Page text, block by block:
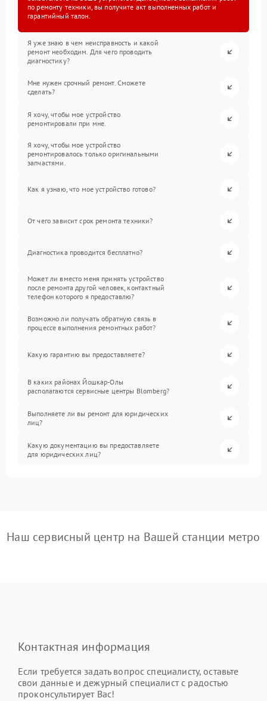
по ремонту техники, вы получите акт выполненных работ и
гарантийный талон.
Я уже знаю в чем неисправность и какой
ремонт необходим. Для чего проводить
диагностику?
Мне нужен срочный ремонт. Сможете
сделать?
Я хочу, чтобы мое устройство
ремонтировали при мне.
Я хочу, чтобы мое устройство
ремонтировалось только оригинальными
запчастями.
Как я узнаю, что мое устройство готово?
От чего зависит срок ремонта техники?
Диагностика проводится бесплатно?
Может ли вместо меня принять устройство
после ремонта другой человек, контактный
телефон которого я предоставлю?
Возможно ли получать обратную связь в
процессе выполнения ремонтных работ?
Какую гарантию вы предоставляете?
В каких районах Йошкар-Олы
располагаются сервисные центры Blomberg?
Выполняете ли вы ремонт для юридических
лиц?
Какую документацию вы предоставляете
для юридических лиц?
Наш сервисный центр на Вашей станции метро
Контактная информация
Если требуется задать вопрос специалисту, оставьте
свои данные и дежурный специалист с радостью
проконсультирует Вас!